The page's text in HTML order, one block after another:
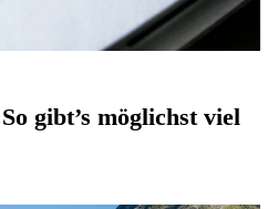
gibt’s möglichst viel